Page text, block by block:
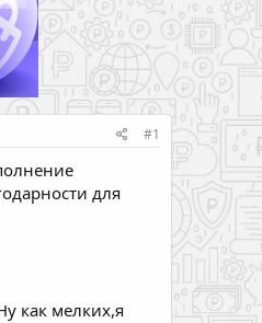
#1
для
как мелких,я